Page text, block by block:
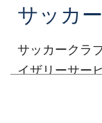
たちは、お客
交渉を促進し
ば、クライア
分析、戦略的
ランを提供し
カー業界の微
サッカ
サッカークラ
イザリーサー